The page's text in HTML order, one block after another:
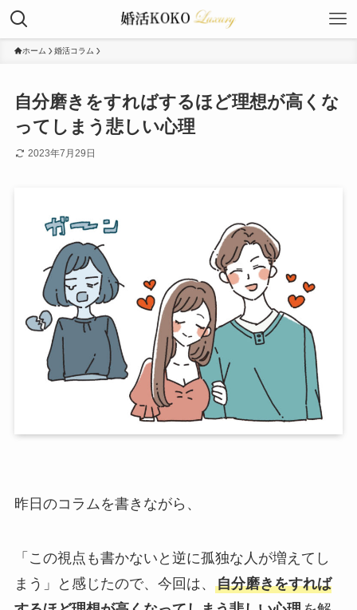
ホーム 婚活コラム
自分磨きをすればするほど理想が高くな
ってしまう悲しい心理
2023年7月29日
昨日のコラムを書きながら、
「この視点も書かないと逆に孤独な人が増えてし
まう」と感じたので、今回は、 自分磨きをすれば